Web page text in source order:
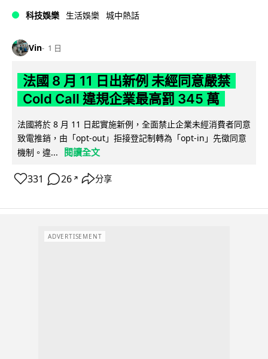
科技娛樂 生活娛樂 城中熱話
Vin 1 日
法國 8 月 11 日出新例 未經同意嚴禁
Cold Call 違規企業最高罰 345 萬
法國將於 8 月 11 日起實施新例，全面禁止企業未經消費者同意
致電推銷，由「opt-out」拒接登記制轉為「opt-in」先徵同意
機制。違...
閱讀全文
331 26 ↗ 分享
ADVERTISEMENT